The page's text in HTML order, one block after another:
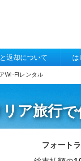
返却について は
Wi-Fiレンタル
ア旅行で
フォート